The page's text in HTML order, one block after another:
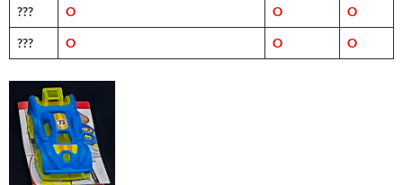
??? O O O
??? O O O